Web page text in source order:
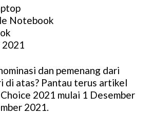
Notebook
dan pemenang dari
di atas? Pantau terus artikel
2021 mulai 1 Desember
2021.